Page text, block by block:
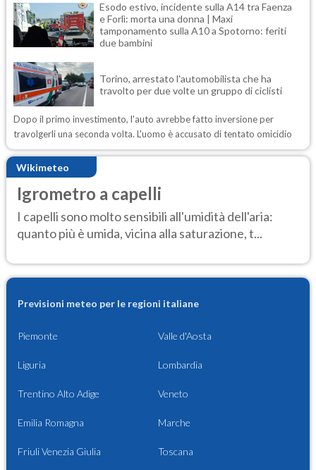
Esodo estivo, incidente sulla A14 tra Faenza
e Forlì: morta una donna | Maxi
tamponamento sulla A10 a Spotorno: feriti
due bambini
Torino, arrestato l'automobilista che ha
travolto per due volte un gruppo di ciclisti
Dopo il primo investimento, l'auto avrebbe fatto inversione per
travolgerli una seconda volta. L'uomo è accusato di tentato omicidio
Wikimeteo
Igrometro a capelli
I capelli sono molto sensibili all'umidità dell'aria:
quanto più è umida, vicina alla saturazione, t...
Previsioni meteo per le regioni italiane
Piemonte Valle d'Aosta
Liguria Lombardia
Trentino Alto Adige Veneto
Emilia Romagna Marche
Friuli Venezia Giulia Toscana